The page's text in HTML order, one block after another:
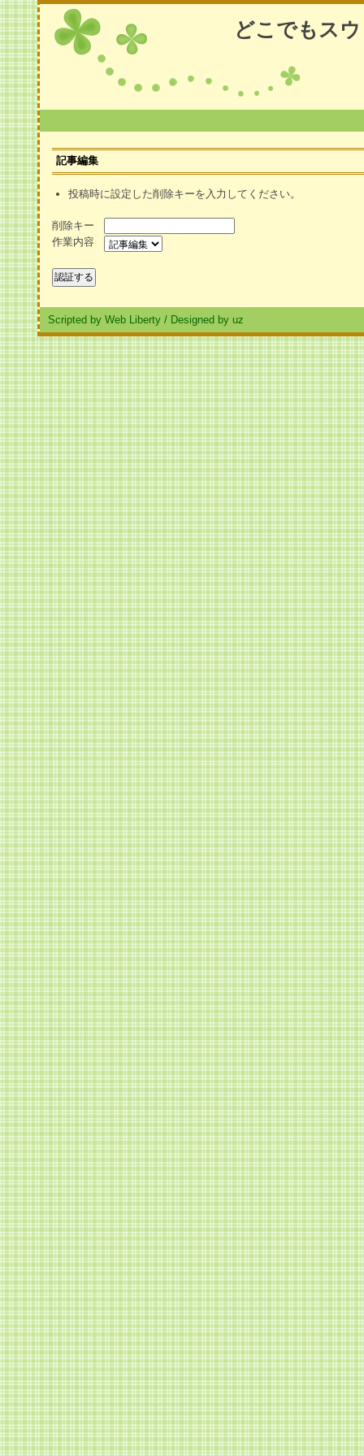
どこでもス
記事編集
投稿時に設定した削除キーを入力してください。
削除キー
作業内容
Scripted by Web Liberty / Designed by uz